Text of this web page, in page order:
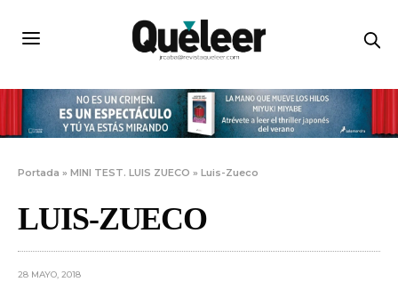
Portada »MINI TEST. LUIS ZUECO »Luis-Zueco
LUIS-ZUECO
28 MAYO, 2018